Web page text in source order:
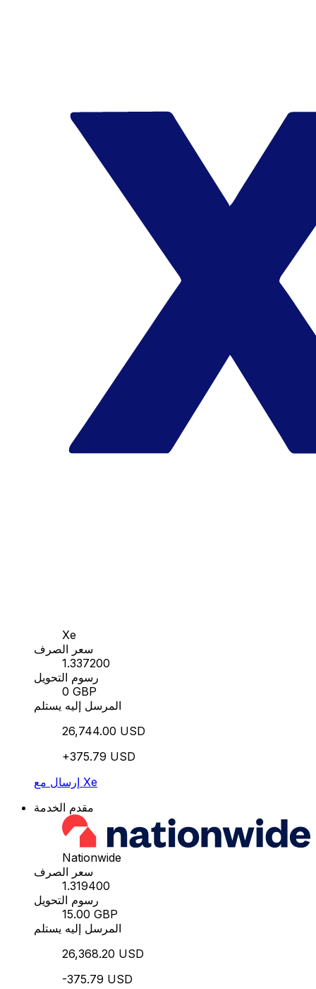
Xe
سعر الصرف
1.337200
رسوم التحويل
0 GBP
المرسل إليه يستلم
26,744.00 USD
+375.79 USD
إرسال مع Xe
مقدم الخدمة
Nationwide
سعر الصرف
1.319400
رسوم التحويل
15.00 GBP
المرسل إليه يستلم
26,368.20 USD
-375.79 USD